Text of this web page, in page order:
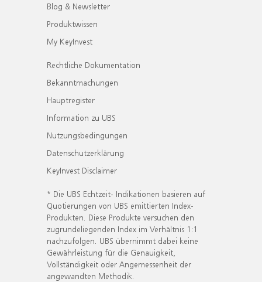
Blog & Newsletter
Produktwissen
My KeyInvest
Rechtliche Dokumentation
Bekanntmachungen
Hauptregister
Information zu UBS
Nutzungsbedingungen
Datenschutzerklärung
KeyInvest Disclaimer
* Die UBS Echtzeit- Indikationen basieren auf
Quotierungen von UBS emittierten Index-
Produkten. Diese Produkte versuchen den
zugrundeliegenden Index im Verhältnis 1:1
nachzufolgen. UBS übernimmt dabei keine
Gewährleistung für die Genauigkeit,
Vollständigkeit oder Angemessenheit der
angewandten Methodik.